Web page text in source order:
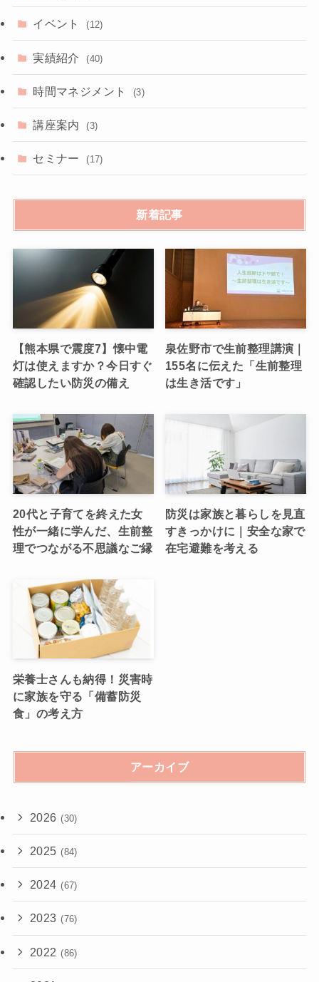
イベント (12)
実績紹介 (40)
時間マネジメント (3)
講座案内 (3)
セミナー (17)
新着記事
【熊本県で震度7】懐中電
灯は使えますか？今日すぐ
確認したい防災の備え
泉佐野市で生前整理講演｜
155名に伝えた「生前整理
は生き活です」
20代と子育てを終えた女
性が一緒に学んだ、生前整
理でつながる不思議なご縁
防災は家族と暮らしを見直
すきっかけに｜安全な家で
在宅避難を考える
栄養士さんも納得！災害時
に家族を守る「備蓄防災
食」の考え方
アーカイブ
2026 (30)
2025 (84)
2024 (67)
2023 (76)
2022 (86)